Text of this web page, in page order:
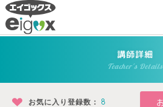
講師詳細
Teacher's Details
お気に入り登録数： 8